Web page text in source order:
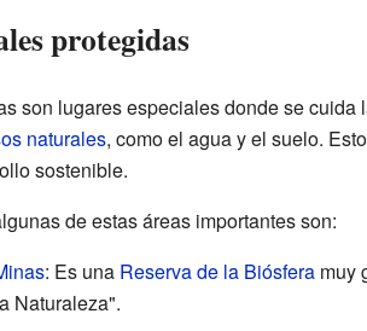
protegidas
son lugares especiales donde se cuida
naturales, como el agua y el suelo.
sostenible.
de estas áreas importantes son:
: Es una Reserva de la Biósferamuy
Naturaleza".